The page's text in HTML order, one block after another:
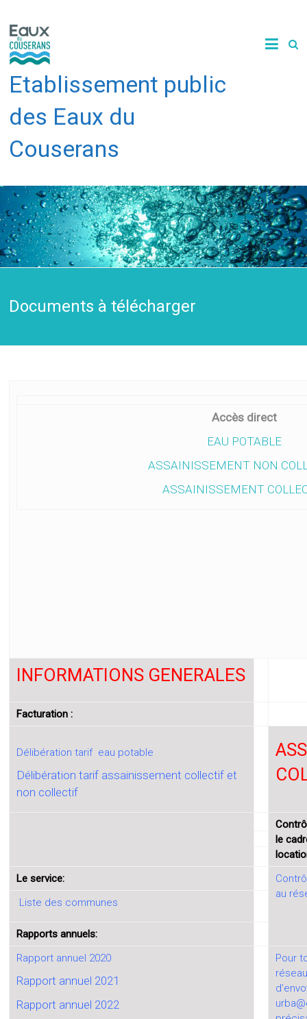
content
Etablissement public
des Eaux du
Couserans
Documents à télécharger
Accès direct
EAU POTABLE
ASSAINISSEMENT NON
ASSAINISSEMENT
INFORMATIONS GENERALES
Facturation :
Délibération tarif eau potable
Délibération tarif assainissement collectif et
non collectif
le
Le service:
au
Liste des communes
Rapports annuels:
Rapport annuel 2020
Rapport annuel 2021
Rapport annuel 2022
Pour